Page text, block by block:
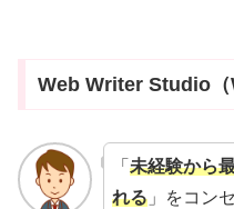
Web Writer Studio（
「 未経験から
れる」をコン